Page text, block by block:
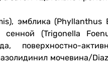
эмблика (Phyllanthus
(Trigonella
поверхностно-
мочевина/